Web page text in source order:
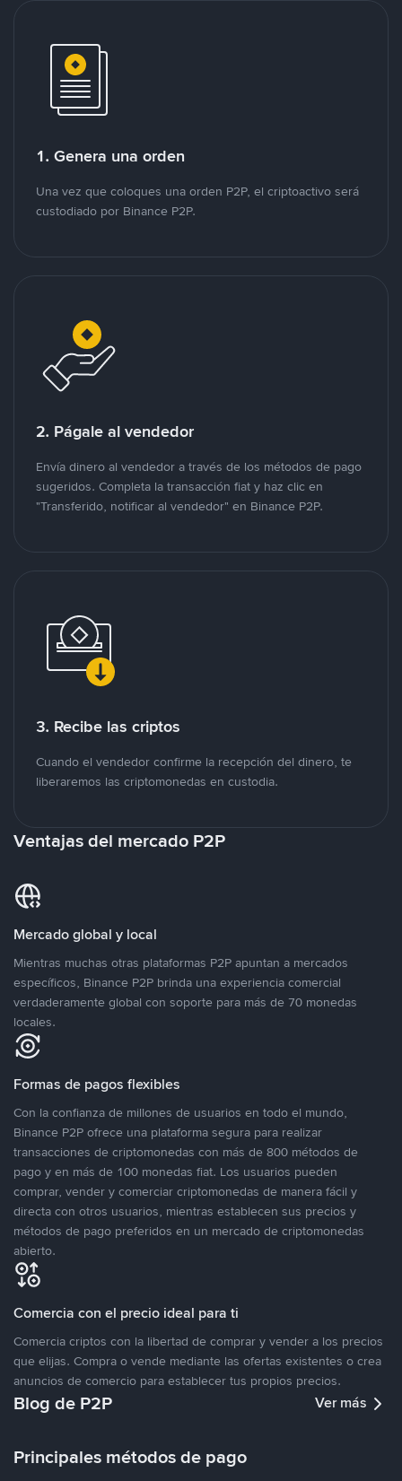
1. Genera una orden
Una vez que coloques una orden P2P, el criptoactivo será
custodiado por Binance P2P.
2. Págale al vendedor
Envía dinero al vendedor a través de los métodos de pago
sugeridos. Completa la transacción fiat y haz clic en
"Transferido, notificar al vendedor" en Binance P2P.
3. Recibe las criptos
Cuando el vendedor confirme la recepción del dinero, te
liberaremos las criptomonedas en custodia.
Ventajas del mercado P2P
Mercado global y local
Mientras muchas otras plataformas P2P apuntan a mercados
específicos, Binance P2P brinda una experiencia comercial
verdaderamente global con soporte para más de 70 monedas
locales.
Formas de pagos flexibles
Con la confianza de millones de usuarios en todo el mundo,
Binance P2P ofrece una plataforma segura para realizar
transacciones de criptomonedas con más de 800 métodos de
pago y en más de 100 monedas fiat. Los usuarios pueden
comprar, vender y comerciar criptomonedas de manera fácil y
directa con otros usuarios, mientras establecen sus precios y
métodos de pago preferidos en un mercado de criptomonedas
abierto.
Comercia con el precio ideal para ti
Comercia criptos con la libertad de comprar y vender a los precios
que elijas. Compra o vende mediante las ofertas existentes o crea
anuncios de comercio para establecer tus propios precios.
Blog de P2P Ver más
Principales métodos de pago